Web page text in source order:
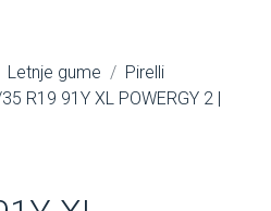
Letnje gume
Pirelli
R19 91Y XL POWERGY 2 |